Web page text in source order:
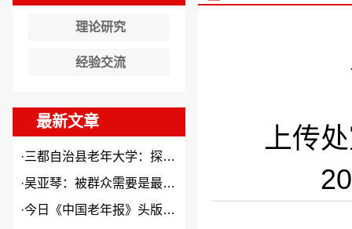
理论研究
经验交流
最新文章
·三都自治县老年大学：探索“N...
·吴亚琴：被群众需要是最大幸福
·今日《中国老年报》头版头条关...
上传